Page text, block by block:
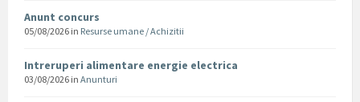
Anunt concurs
05/08/2026 in Resurse umane / Achizitii
Intreruperi alimentare energie electrica
03/08/2026 in Anunturi